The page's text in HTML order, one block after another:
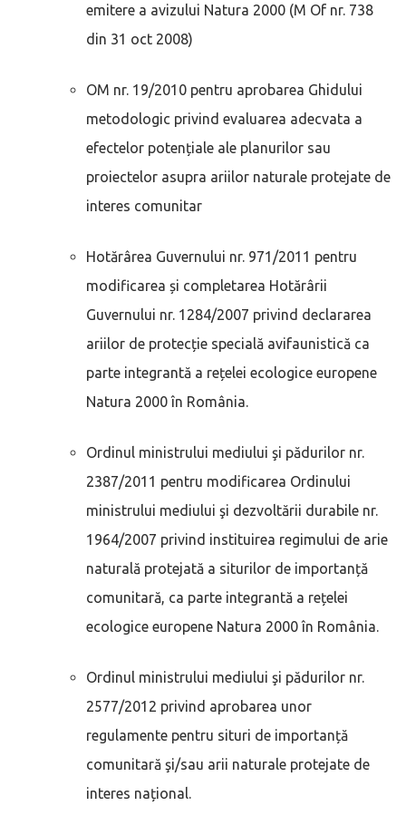
emitere a avizului Natura 2000 (M Of nr. 738
din 31 oct 2008)
OM nr. 19/2010 pentru aprobarea Ghidului
metodologic privind evaluarea adecvata a
efectelor potențiale ale planurilor sau
proiectelor asupra ariilor naturale protejate de
interes comunitar
Hotărârea Guvernului nr. 971/2011 pentru
modificarea și completarea Hotărârii
Guvernului nr. 1284/2007 privind declararea
ariilor de protecție specială avifaunistică ca
parte integrantă a rețelei ecologice europene
Natura 2000 în România.
Ordinul ministrului mediului şi pădurilor nr.
2387/2011 pentru modificarea Ordinului
ministrului mediului şi dezvoltării durabile nr.
1964/2007 privind instituirea regimului de arie
naturală protejată a siturilor de importanță
comunitară, ca parte integrantă a rețelei
ecologice europene Natura 2000 în România.
Ordinul ministrului mediului şi pădurilor nr.
2577/2012 privind aprobarea unor
regulamente pentru situri de importanță
comunitară şi/sau arii naturale protejate de
interes național.